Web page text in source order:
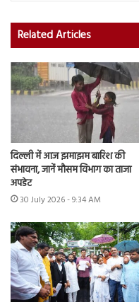
Related Articles
दिल्ली में आज झमाझम बारिश की
संभावना, जानें मौसम विभाग का ताजा
अपडेट
30 July 2026 - 9:34 AM